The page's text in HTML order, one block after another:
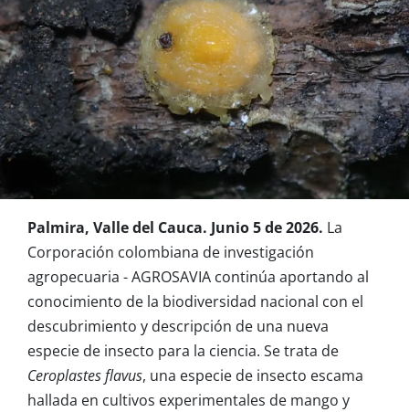
Palmira, Valle del Cauca. Junio 5 de 2026. La
Corporación colombiana de investigación
agropecuaria - AGROSAVIA continúa aportando al
conocimiento de la biodiversidad nacional con el
descubrimiento y descripción de una nueva
especie de insecto para la ciencia. Se trata de
Ceroplastes flavus, una especie de insecto escama
hallada en cultivos experimentales de mango y